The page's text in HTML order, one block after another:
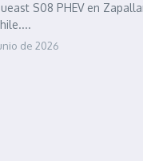
S08 PHEV en
de 2026